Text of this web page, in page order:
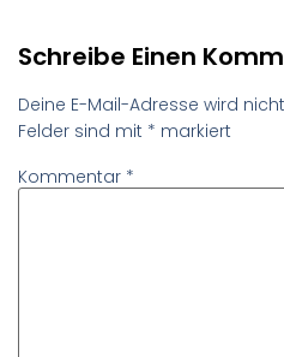
Schreibe Einen
Deine E-Mail-Adresse wird
Felder sind mit * markiert
Kommentar *